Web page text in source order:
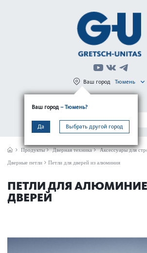
Ваш город – Тюмень?
Да Выбрать другой город
Ваш город Тюмень
МЕНЮ
Продукты Дверная техника Аксессуары для
Дверные петли Петли для дверей из алюминия
ПЕТЛИ ДЛЯ
ДВЕРЕЙ